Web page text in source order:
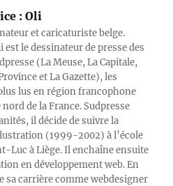
: Oli
et caricaturiste belge.
est le dessinateur de presse des
(La Meuse, La Capitale,
et La Gazette), les
lus en région francophone
nord de la France. Sudpresse
il décide de suivre la
(1999-2002) à l’école
Luc à Liège. Il enchaîne ensuite
en développement web. En
sa carrière comme webdesigner